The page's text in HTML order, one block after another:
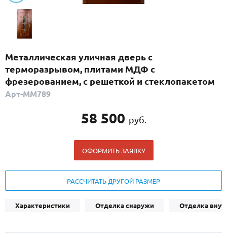
С реечным дизайном (29)
ПО НАЗНАЧЕНИЮ
Популярные двери
ДОСТАВКА
Металлическая уличная дверь с
терморазрывом, плитами МДФ с
фрезерованием, с решеткой и стеклопакетом
Арт-ММ789
58 500 руб.
ОФОРМИТЬ ЗАЯВКУ
РАССЧИТАТЬ ДРУГОЙ РАЗМЕР
Характеристики Отделка снаружи Отделка